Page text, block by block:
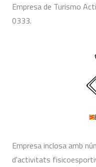
Empresa de Turismo
0333.
Empresa inclosa amb
d'activitats